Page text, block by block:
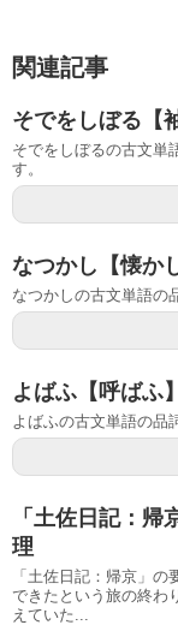
関連記事
そでをしぼる【
そでをしぼるの古文単
す。
なつかし【懐か
なつかしの古文単語の
よばふ【呼ばふ
よばふの古文単語の品
「土佐日記：
理
「土佐日記：帰京」
できたという旅の終わ
えていた...